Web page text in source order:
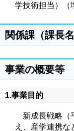
学技術担当）（
関係課（課長名
事業の概要等
1.事業目的
新成長戦略（
え、産学連携